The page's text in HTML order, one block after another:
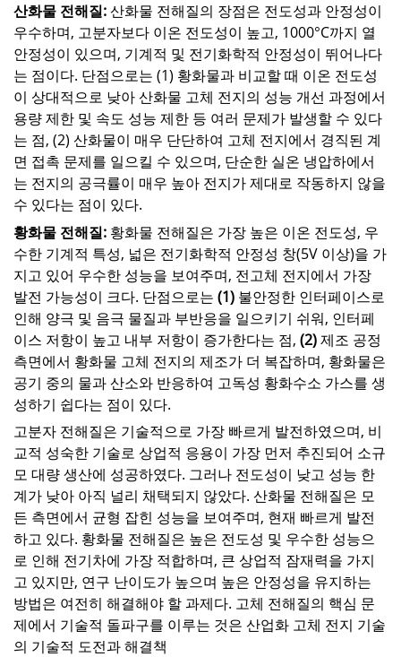
산화물 전해질:산화물 전해질의 장점은 전도성과 안정성이
우수하며, 고분자보다 이온 전도성이 높고, 1000°C까지 열
안정성이 있으며, 기계적 및 전기화학적 안정성이 뛰어나다
는 점이다. 단점으로는 (1) 황화물과 비교할 때 이온 전도성
이 상대적으로 낮아 산화물 고체 전지의 성능 개선 과정에서
용량 제한 및 속도 성능 제한 등 여러 문제가 발생할 수 있다
는 점, (2) 산화물이 매우 단단하여 고체 전지에서 경직된 계
면 접촉 문제를 일으킬 수 있으며, 단순한 실온 냉압하에서
는 전지의 공극률이 매우 높아 전지가 제대로 작동하지 않을
수 있다는 점이 있다.
황화물 전해질: 황화물 전해질은 가장 높은 이온 전도성, 우
수한 기계적 특성, 넓은 전기화학적 안정성 창(5V 이상)을 가
지고 있어 우수한 성능을 보여주며, 전고체 전지에서 가장
발전 가능성이 크다. 단점으로는 (1) 불안정한 인터페이스로
인해 양극 및 음극 물질과 부반응을 일으키기 쉬워, 인터페
이스 저항이 높고 내부 저항이 증가한다는 점, (2)제조 공정
측면에서 황화물 고체 전지의 제조가 더 복잡하며, 황화물은
공기 중의 물과 산소와 반응하여 고독성 황화수소 가스를 생
성하기 쉽다는 점이 있다.
고분자 전해질은 기술적으로 가장 빠르게 발전하였으며, 비
교적 성숙한 기술로 상업적 응용이 가장 먼저 추진되어 소규
모 대량 생산에 성공하였다. 그러나 전도성이 낮고 성능 한
계가 낮아 아직 널리 채택되지 않았다. 산화물 전해질은 모
든 측면에서 균형 잡힌 성능을 보여주며, 현재 빠르게 발전
하고 있다. 황화물 전해질은 높은 전도성 및 우수한 성능으
로 인해 전기차에 가장 적합하며, 큰 상업적 잠재력을 가지
고 있지만, 연구 난이도가 높으며 높은 안정성을 유지하는
방법은 여전히 해결해야 할 과제다. 고체 전해질의 핵심 문
제에서 기술적 돌파구를 이루는 것은 산업화 고체 전지 기술
의 기술적 도전과 해결책